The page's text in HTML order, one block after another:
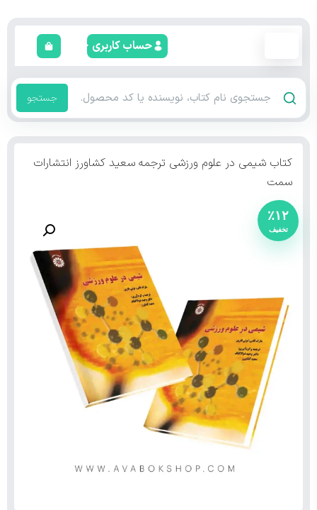
حساب کاربری
جستجو
کتاب شیمی در علوم ورزشی ترجمه سعید کشاورز انتشارات
سمت
٪۱۲